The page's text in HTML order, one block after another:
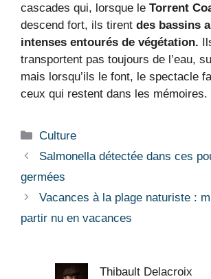
cascades qui, lorsque le Torrent
descend fort, ils tirent des bassins
intenses entourés de végétation.
transportent pas toujours de l’eau,
mais lorsqu’ils le font, le spectacle
ceux qui restent dans les mémoires.
Catégories
Culture
Salmonella détectée dans ces
germées
Vacances à la plage naturiste :
partir nu en vacances
Thibault Delacroix